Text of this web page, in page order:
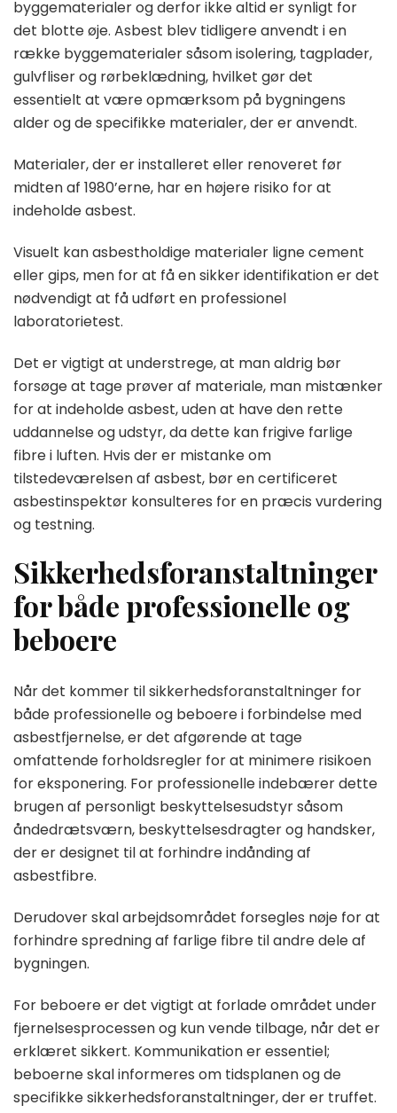
byggematerialer og derfor ikke altid er synligt for
det blotte øje. Asbest blev tidligere anvendt i en
række byggematerialer såsom isolering, tagplader,
gulvfliser og rørbeklædning, hvilket gør det
essentielt at være opmærksom på bygningens
alder og de specifikke materialer, der er anvendt.
Materialer, der er installeret eller renoveret før
midten af 1980’erne, har en højere risiko for at
indeholde asbest.
Visuelt kan asbestholdige materialer ligne cement
eller gips, men for at få en sikker identifikation er det
nødvendigt at få udført en professionel
laboratorietest.
Det er vigtigt at understrege, at man aldrig bør
forsøge at tage prøver af materiale, man mistænker
for at indeholde asbest, uden at have den rette
uddannelse og udstyr, da dette kan frigive farlige
fibre i luften. Hvis der er mistanke om
tilstedeværelsen af asbest, bør en certificeret
asbestinspektør konsulteres for en præcis vurdering
og testning.
Sikkerhedsforanstaltninger
for både professionelle og
beboere
Når det kommer til sikkerhedsforanstaltninger for
både professionelle og beboere i forbindelse med
asbestfjernelse, er det afgørende at tage
omfattende forholdsregler for at minimere risikoen
for eksponering. For professionelle indebærer dette
brugen af personligt beskyttelsesudstyr såsom
åndedrætsværn, beskyttelsesdragter og handsker,
der er designet til at forhindre indånding af
asbestfibre.
Derudover skal arbejdsområdet forsegles nøje for at
forhindre spredning af farlige fibre til andre dele af
bygningen.
For beboere er det vigtigt at forlade området under
fjernelsesprocessen og kun vende tilbage, når det er
erklæret sikkert. Kommunikation er essentiel;
beboerne skal informeres om tidsplanen og de
specifikke sikkerhedsforanstaltninger, der er truffet.